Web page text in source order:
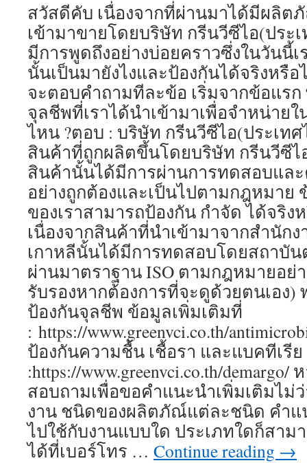
สวัสดีคับ เนื่องจากที่ผ่านมาได้มีผลิ
เข้ามาขายโดยบริษัท กรีนวีซีไอ(ประ
มีการพูดถึงอย่างบ่อยคราวซึ่งในวันนี้
นั้นเป็นมายังไงและป้องกันได้จริงหรื
จะตอบคำถามทีละข้อ เริ่มจากข้อแร
จุลชีพที่เราได้นำเข้ามาเพื่อจำหน่าย
ไหน ?ตอบ : บริษัท กรีนวีซีไอ(ประเท
สินค้าที่ถูกผลิตขึ้นโดยบริษัท กรีนวีซีไ
สินค้านั้นได้มีการผ่านการทดสอบแล
อย่างถูกต้องและเป็นไปตามกฎหมา
ของเราสามารถป้องกัน กำจัด ได้จริง
เนื่องจากสินค้าที่นำเข้ามาจากสำนัก
เกาหลีนั้นได้มีการทดสอบโดยสถาบัน
ผ่านมาตราฐาน ISO ตามกฎหมายอย่
รับรองหากต้องการที่จะดูด้วยตนเอง
ป้องกันจุลชีพ ข้อมูลเพิ่มเติมที่
: https://www.greenvci.co.th/
ป้องกันความชื้น เชื้อรา และแบคทีเรี
:https://www.greenvci.co.th/
สอบถามเพื่อขอคำแนะนำเพิ่มเติมไม่
งาน ชนิดของผลิตภัณ์แต่ละชนิด คำแ
ไปใช้กับงานแบบใด ประเภทใดก็สาม
ได้ที่เบอร์โทร … Continue reading →